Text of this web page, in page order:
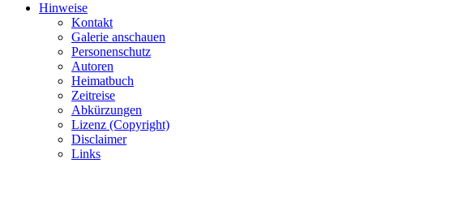
Hinweise
Kontakt
Galerie anschauen
Personenschutz
Autoren
Heimatbuch
Zeitreise
Abkürzungen
Lizenz (Copyright)
Disclaimer
Links